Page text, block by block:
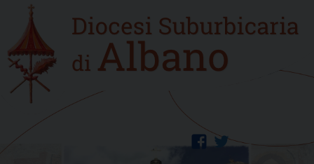
content
Home
new
twitter
facebook